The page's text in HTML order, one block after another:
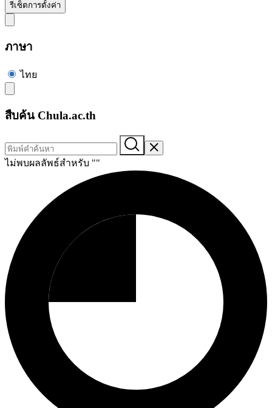
รีเซ็ตการตั้งค่า
ภาษา
ไทย
สืบค้น Chula.ac.th
ไม่พบผลลัพธ์สำหรับ ""